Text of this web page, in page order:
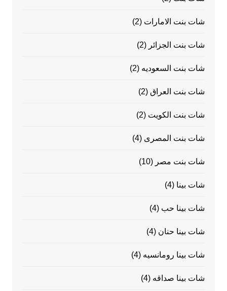
شات بنت الامارات (2)
شات بنت الجزائر (2)
شات بنت السعوديه (2)
شات بنت العراق (2)
شات بنت الكويت (2)
شات بنت المصرى (4)
شات بنت مصر (10)
شات بينا (4)
شات بينا حب (4)
شات بينا حنان (4)
شات بينا رومانسيه (4)
شات بينا صداقه (4)